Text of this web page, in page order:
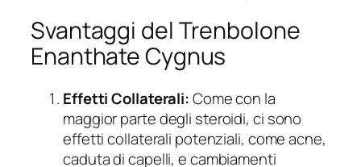
Svantaggi del Trenbolone
Enanthate Cygnus
Effetti Collaterali:Come con la
maggior parte degli steroidi, ci sono
effetti collaterali potenziali, come acne,
caduta di capelli, e cambiamenti